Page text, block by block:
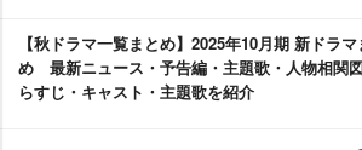
【秋ドラマ一覧まとめ】2025年10月期 新ドラマ
め 最新ニュース・予告編・主題歌・人物相関
らすじ・キャスト・主題歌を紹介